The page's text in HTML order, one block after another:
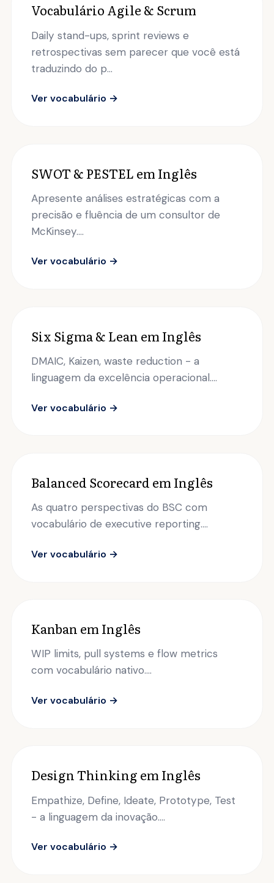
Vocabulário Agile & Scrum
Daily stand-ups, sprint reviews e
retrospectivas sem parecer que você está
traduzindo do p...
Ver vocabulário →
SWOT & PESTEL em Inglês
Apresente análises estratégicas com a
precisão e fluência de um consultor de
McKinsey....
Ver vocabulário →
Six Sigma & Lean em Inglês
DMAIC, Kaizen, waste reduction - a
linguagem da excelência operacional....
Ver vocabulário →
Balanced Scorecard em Inglês
As quatro perspectivas do BSC com
vocabulário de executive reporting....
Ver vocabulário →
Kanban em Inglês
WIP limits, pull systems e flow metrics
com vocabulário nativo....
Ver vocabulário →
Design Thinking em Inglês
Empathize, Define, Ideate, Prototype, Test
- a linguagem da inovação....
Ver vocabulário →